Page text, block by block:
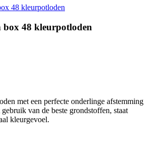
box 48 kleurpotloden
met een perfecte onderlinge afstemming
van de beste grondstoffen, staat
kleurgevoel.